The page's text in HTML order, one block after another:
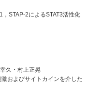
STAP-2によるSTAT3活性化
久・村上正晃
およびサイトカインを介した